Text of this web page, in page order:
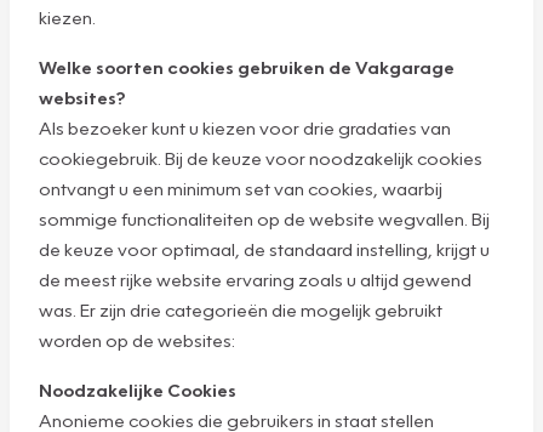
kiezen.
Welke soorten cookies gebruiken de Vakgarage
websites?
Als bezoeker kunt u kiezen voor drie gradaties van
cookiegebruik. Bij de keuze voor noodzakelijk cookies
ontvangt u een minimum set van cookies, waarbij
sommige functionaliteiten op de website wegvallen. Bij
de keuze voor optimaal, de standaard instelling, krijgt u
de meest rijke website ervaring zoals u altijd gewend
was. Er zijn drie categorieën die mogelijk gebruikt
worden op de websites:
Noodzakelijke Cookies
Anonieme cookies die gebruikers in staat stellen